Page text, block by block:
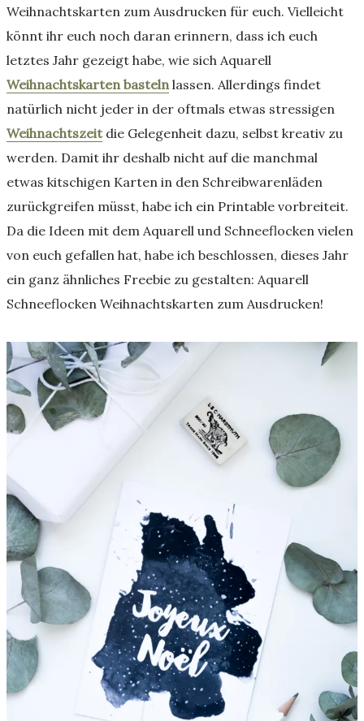
Weihnachtskarten zum Ausdrucken für euch. Vielleicht
könnt ihr euch noch daran erinnern, dass ich euch
letztes Jahr gezeigt habe, wie sich Aquarell
Weihnachtskarten bastelnlassen. Allerdings findet
natürlich nicht jeder in der oftmals etwas stressigen
Weihnachtszeitdie Gelegenheit dazu, selbst kreativ zu
werden. Damit ihr deshalb nicht auf die manchmal
etwas kitschigen Karten in den Schreibwarenläden
zurückgreifen müsst, habe ich ein Printable vorbreiteit.
Da die Ideen mit dem Aquarell und Schneeflocken vielen
von euch gefallen hat, habe ich beschlossen, dieses Jahr
ein ganz ähnliches Freebie zu gestalten: Aquarell
Schneeflocken Weihnachtskarten zum Ausdrucken!